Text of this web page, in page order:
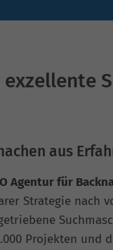
aus
Agentur für
Strategie nach
Projekten und